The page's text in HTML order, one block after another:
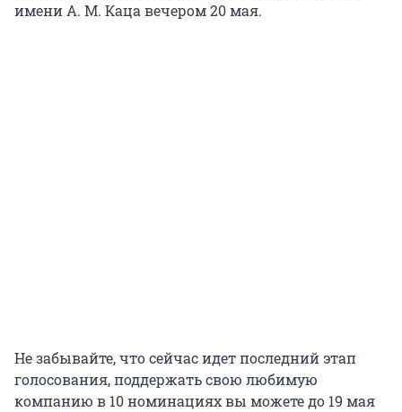
имени А. М. Каца вечером 20 мая.
Не забывайте, что сейчас идет последний этап
голосования, поддержать свою любимую
компанию в 10 номинациях вы можете до 19 мая